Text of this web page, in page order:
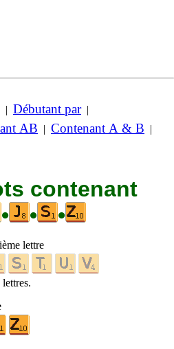
| Débutant par|
AB | Contenant A & B |
contenant
• • •
lettre